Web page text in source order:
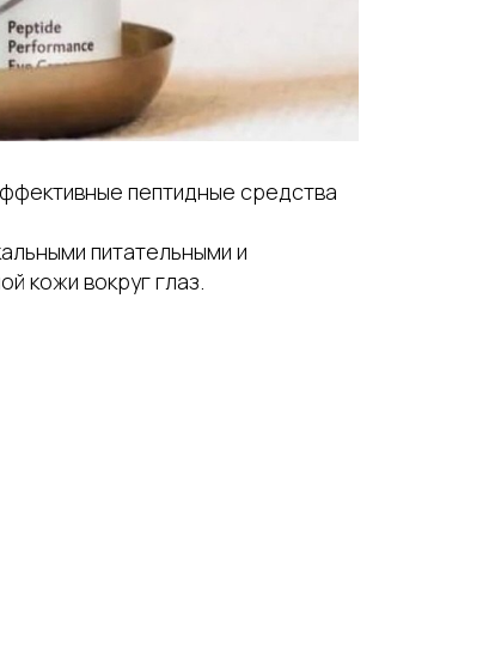
пептидные средства
питательными и
кожи вокруг глаз.